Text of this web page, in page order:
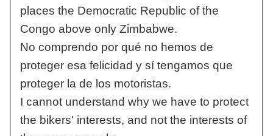
places the Democratic Republic of the
Congo above only Zimbabwe.
No comprendo por qué no hemos de
proteger esa felicidad y sí tengamos que
proteger la de los motoristas.
I cannot understand why we have to protect
the bikers' interests, and not the interests of